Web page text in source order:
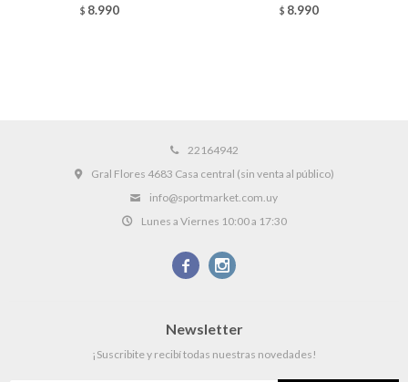
$ 8.990 $ 8.990
22164942
Gral Flores 4683 Casa central (sin venta al público)
info@sportmarket.com.uy
Lunes a Viernes 10:00 a 17:30
 
Newsletter
¡Suscribite y recibí todas nuestras novedades!